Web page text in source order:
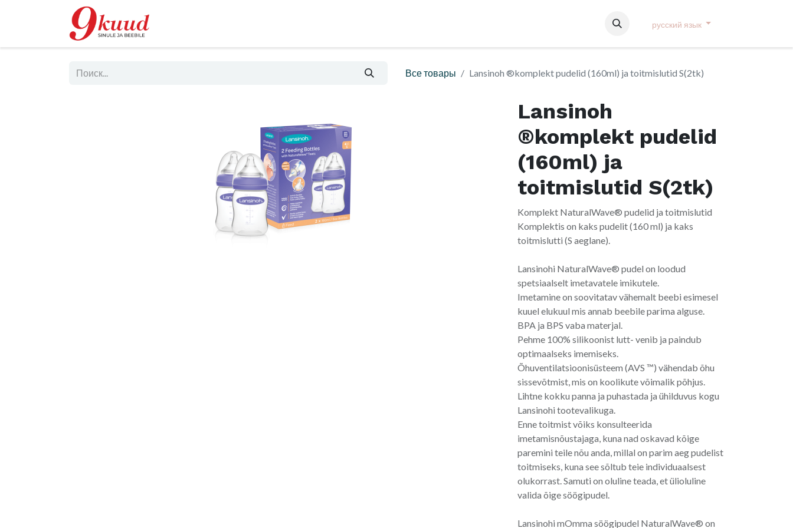
русский язык
Все товары Lansinoh ®komplekt pudelid (160ml) ja toitmislutid S(2tk)
Lansinoh
®komplekt pudelid
(160ml) ja
toitmislutid S(2tk)
Komplekt NaturalWave® pudelid ja toitmislutid
Komplektis on kaks pudelit (160 ml) ja kaks
toitmislutti (S aeglane).
Lansinohi NaturalWave® pudel on loodud
spetsiaalselt imetavatele imikutele.
Imetamine on soovitatav vähemalt beebi esimesel
kuuel elukuul mis annab beebile parima alguse.
BPA ja BPS vaba materjal.
Pehme 100% silikoonist lutt- venib ja paindub
optimaalseks imemiseks.
Õhuventilatsioonisüsteem (AVS ™) vähendab õhu
sissevõtmist, mis on koolikute võimalik põhjus.
Lihtne kokku panna ja puhastada ja ühilduvus kogu
Lansinohi tootevalikuga.
Enne toitmist võiks konsulteerida
imetamisnõustajaga, kuna nad oskavad kõige
paremini teile nõu anda, millal on parim aeg pudelist
toitmiseks, kuna see sõltub teie individuaalsest
olukorrast. Samuti on oluline teada, et ülioluline
valida õige söögipudel.
Lansinohi mOmma söögipudel NaturalWave® on